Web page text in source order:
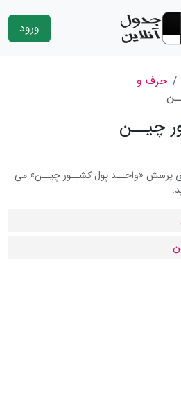
ورود
حرف و
چیــن
پرسش «واحــد پول کشــور چیــن» می